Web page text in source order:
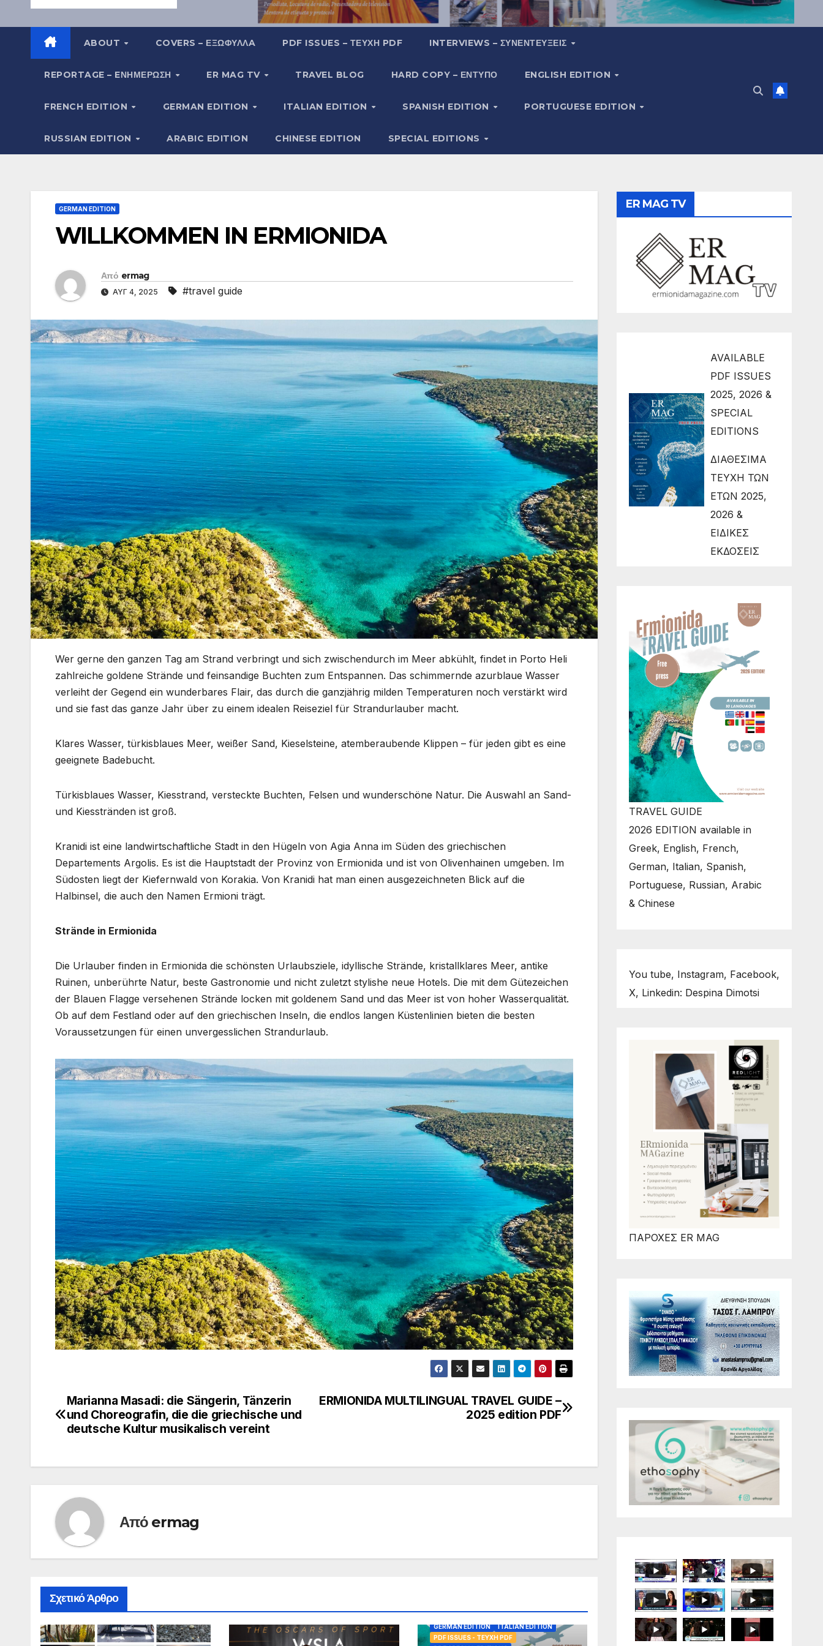
ABOUT COVERS – ΕΞΩΦΥΛΛA PDF ISSUES – ΤΕΎΧΗ PDF INTERVIEWS – ΣΥΝΕΝΤΕΎΞΕΙΣ
REPORTAGE – EΝΗΜΈΡΩΣΗ ER MAG TV TRAVEL BLOG HARD COPY – ΈΝΤΥΠΟ ENGLISH EDITION
FRENCH EDITION GERMAN EDITION ITALIAN EDITION SPANISH EDITION PORTUGUESE EDITION
RUSSIAN EDITION ARABIC EDITION CHINESE EDITION SPECIAL EDITIONS
GERMAN EDITION
WILLKOMMEN IN ERMIONIDA
Από ermag
ΑΥΓ 4, 2025 #travel guide
Wer gerne den ganzen Tag am Strand verbringt und sich zwischendurch im Meer abkühlt, findet in Porto Heli
zahlreiche goldene Strände und feinsandige Buchten zum Entspannen. Das schimmernde azurblaue Wasser
verleiht der Gegend ein wunderbares Flair, das durch die ganzjährig milden Temperaturen noch verstärkt wird
und sie fast das ganze Jahr über zu einem idealen Reiseziel für Strandurlauber macht.
Klares Wasser, türkisblaues Meer, weißer Sand, Kieselsteine, atemberaubende Klippen – für jeden gibt es eine
geeignete Badebucht.
Türkisblaues Wasser, Kiesstrand, versteckte Buchten, Felsen und wunderschöne Natur. Die Auswahl an Sand-
und Kiesstränden ist groß.
Kranidi ist eine landwirtschaftliche Stadt in den Hügeln von Agia Anna im Süden des griechischen
Departements Argolis. Es ist die Hauptstadt der Provinz von Ermionida und ist von Olivenhainen umgeben. Im
Südosten liegt der Kiefernwald von Korakia. Von Kranidi hat man einen ausgezeichneten Blick auf die
Halbinsel, die auch den Namen Ermioni trägt.
Strände in Ermionida
Die Urlauber finden in Ermionida die schönsten Urlaubsziele, idyllische Strände, kristallklares Meer, antike
Ruinen, unberührte Natur, beste Gastronomie und nicht zuletzt stylishe neue Hotels. Die mit dem Gütezeichen
der Blauen Flagge versehenen Strände locken mit goldenem Sand und das Meer ist von hoher Wasserqualität.
Ob auf dem Festland oder auf den griechischen Inseln, die endlos langen Küstenlinien bieten die besten
Voraussetzungen für einen unvergesslichen Strandurlaub.
Πλοήγηση
άρθρων
ERMIONIDA MULTILINGUAL TRAVEL GUIDE –
2025 edition PDF
Marianna Masadi: die Sängerin, Tänzerin
und Choreografin, die die griechische und
deutsche Kultur musikalisch vereint
Από ermag
Σχετικό Άρθρο
GERMAN EDITION
ITALIAN EDITION
PDF ISSUES - ΤΕΎΧΗ PDF
ER MAG TV
AVAILABLE
PDF ISSUES
2025, 2026 &
SPECIAL
EDITIONS
ΔΙΑΘΕΣΙΜΑ
ΤΕΥΧΗ ΤΩΝ
ΕΤΩΝ 2025,
2026 &
ΕΙΔΙΚΕΣ
ΕΚΔΟΣΕΙΣ
TRAVEL GUIDE
2026 EDITION available in
Greek, English, French,
German, Italian, Spanish,
Portuguese, Russian, Arabic
& Chinese
You tube, Instagram, Facebook,
X, Linkedin: Despina Dimotsi
ΠΑΡΟΧΕΣ ER MAG